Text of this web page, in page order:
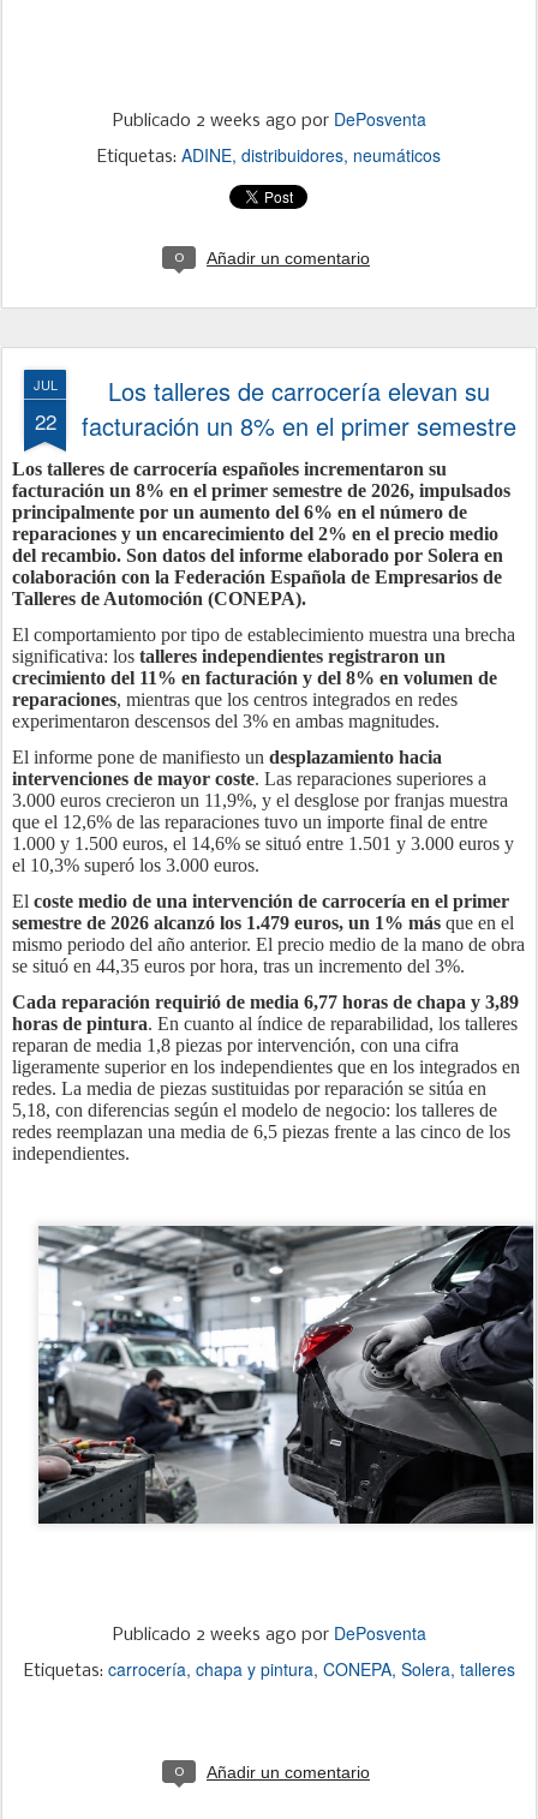
Publicado 2 weeks ago por DePosventa
Etiquetas: ADINE distribuidores neumáticos
0 Añadir un comentario
JUL
22
Los talleres de carrocería elevan su
facturación un 8% en el primer semestre
Los talleres de carrocería españoles incrementaron su
facturación un 8% en el primer semestre de 2026, impulsados
principalmente por un aumento del 6% en el número de
reparaciones y un encarecimiento del 2% en el precio medio
del recambio. Son datos del informe elaborado por Solera en
colaboración con la Federación Española de Empresarios de
Talleres de Automoción (CONEPA).
El comportamiento por tipo de establecimiento muestra una brecha
significativa: los talleres independientes registraron un
crecimiento del 11% en facturación y del 8% en volumen de
reparaciones, mientras que los centros integrados en redes
experimentaron descensos del 3% en ambas magnitudes.
El informe pone de manifiesto un desplazamiento hacia
intervenciones de mayor coste. Las reparaciones superiores a
3.000 euros crecieron un 11,9%, y el desglose por franjas muestra
que el 12,6% de las reparaciones tuvo un importe final de entre
1.000 y 1.500 euros, el 14,6% se situó entre 1.501 y 3.000 euros y
el 10,3% superó los 3.000 euros.
El coste medio de una intervención de carrocería en el primer
semestre de 2026 alcanzó los 1.479 euros, un 1% más que en el
mismo periodo del año anterior. El precio medio de la mano de obra
se situó en 44,35 euros por hora, tras un incremento del 3%.
Cada reparación requirió de media 6,77 horas de chapa y 3,89
horas de pintura. En cuanto al índice de reparabilidad, los talleres
reparan de media 1,8 piezas por intervención, con una cifra
ligeramente superior en los independientes que en los integrados en
redes. La media de piezas sustituidas por reparación se sitúa en
5,18, con diferencias según el modelo de negocio: los talleres de
redes reemplazan una media de 6,5 piezas frente a las cinco de los
independientes.
Publicado 2 weeks ago por DePosventa
Etiquetas: carrocería chapa y pintura CONEPA Solera talleres
0 Añadir un comentario